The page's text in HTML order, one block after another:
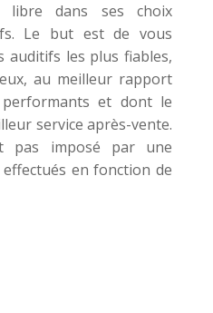
libre dans ses choix
Le but est de vous
auditifs les plus fiables,
au meilleur rapport
et dont le
service après-vente.
pas imposé par une
en fonction de